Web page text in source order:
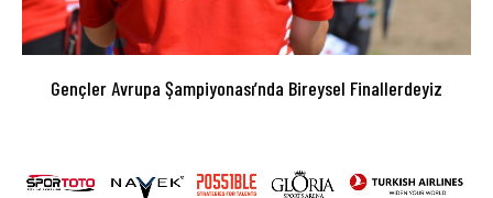
Gençler Avrupa Şampiyonası’nda Bireysel Finallerdeyiz